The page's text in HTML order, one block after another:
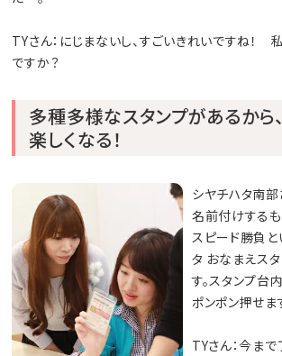
TYさん：にじまないし、すごいきれいですね！
ですか？
多種多様なスタンプがあるから
楽しくなる！
シヤチハタ南部
名前付けするも
スピード勝負と
タ おなまえス
す。スタンプ台
ポンポン押せま
TYさん：今ま